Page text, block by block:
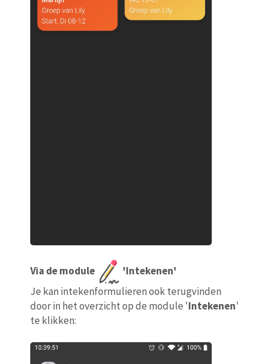
Via de module
'Intekenen'
Je kan intekenformulieren ook terugvinden
door in het overzicht op de module 'Intekenen'
te klikken: